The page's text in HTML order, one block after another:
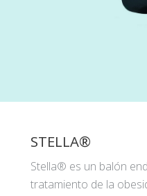
STELLA®
Stella® es un balón
tratamiento de la